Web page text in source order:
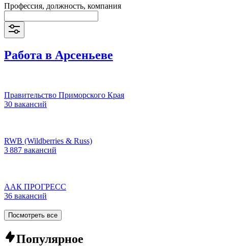
Профессия, должность, компания
Работа в Арсеньеве
Правительство Приморского Края
30 вакансий
RWB (Wildberries & Russ)
3 887 вакансий
ААК ПРОГРЕСС
36 вакансий
Посмотреть все
Популярное